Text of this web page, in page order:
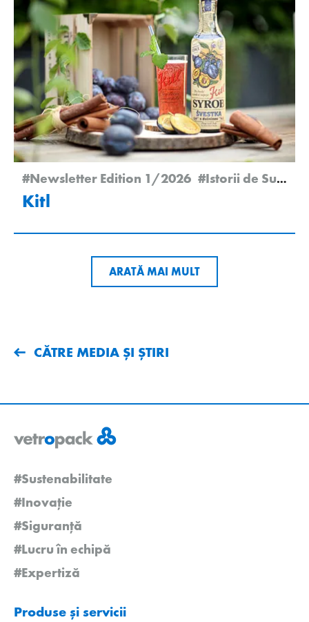
#Newsletter Edition 1/2026 #Istorii de Succes
Kitl
ARATĂ MAI MULT
CĂTRE MEDIA ȘI ȘTIRI
#Sustenabilitate
#Inovație
#Siguranță
#Lucru în echipă
#Expertiză
Produse și servicii